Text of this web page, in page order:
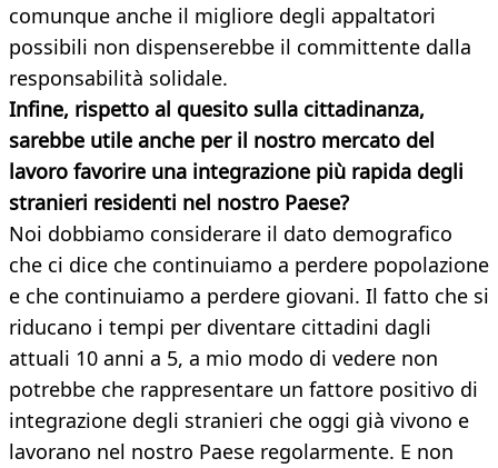
comunque anche il migliore degli appaltatori
possibili non dispenserebbe il committente dalla
responsabilità solidale.
Infine, rispetto al quesito sulla cittadinanza,
sarebbe utile anche per il nostro mercato del
lavoro favorire una integrazione più rapida degli
stranieri residenti nel nostro Paese?
Noi dobbiamo considerare il dato demografico
che ci dice che continuiamo a perdere popolazione
e che continuiamo a perdere giovani. Il fatto che si
riducano i tempi per diventare cittadini dagli
attuali 10 anni a 5, a mio modo di vedere non
potrebbe che rappresentare un fattore positivo di
integrazione degli stranieri che oggi già vivono e
lavorano nel nostro Paese regolarmente. E non